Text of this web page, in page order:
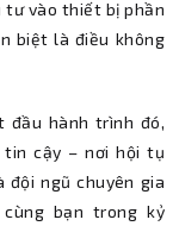
tư vào thiết bị phần
biệt là điều không
đầu hành trình đó,
tin cậy – nơi hội tụ
đội ngũ chuyên gia
bạn trong kỷ